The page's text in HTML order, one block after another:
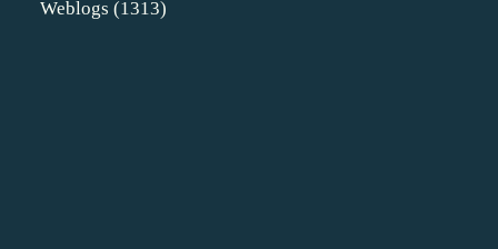
Weblogs (1313)